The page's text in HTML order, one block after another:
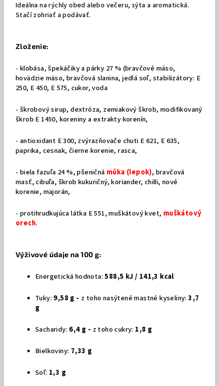
Ideálna na rýchly obed alebo večeru, sýta a aromatická.
Stačí zohriať a podávať.
Zloženie:
- klobása, špekáčiky a párky 27 % (bravčové mäso,
hovädzie mäso, bravčová slanina, jedlá soľ, stabilizátory: E
250, E 450, E 575, cukor, voda
- škrobový sirup, dextróza, zemiakový škrob, modifikovaný
škrob E 1450, koreniny a extrakty korenín,
- antioxidant E 300, zvýrazňovače chuti E 621, E 635,
paprika, cesnak, čierne korenie, rasca,
- biela fazuľa 24 %, pšeničná múka (lepok), bravčová
masť, cibuľa, škrob kukuričný, koriander, chilli, nové
korenie, majorán,
- protihrudkujúca látka E 551, muškátový kvet, muškátový
orech.
Výživové údaje na 100 g:
Energetická hodnota:588,5 kJ / 141,3 kcal
Tuky: 9,58 g - z toho nasýtené mastné kyseliny:3,7
g
Sacharidy: 6,4 g - z toho cukry: 1,8 g
Bielkoviny: 7,33 g
Soľ: 1,3 g